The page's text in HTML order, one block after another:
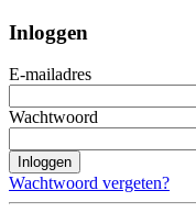
Inloggen
E-mailadres
Wachtwoord
Inloggen
Wachtwoord vergeten?